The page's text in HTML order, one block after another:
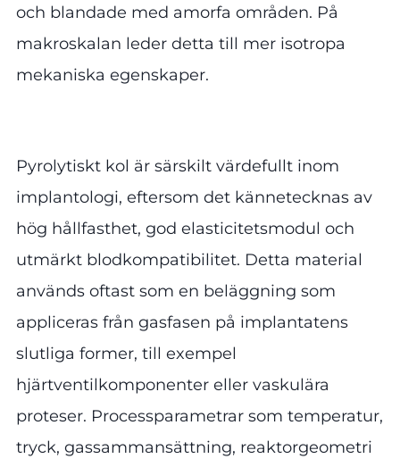
och blandade med amorfa områden. På
makroskalan leder detta till mer isotropa
mekaniska egenskaper.
Pyrolytiskt kol är särskilt värdefullt inom
implantologi, eftersom det kännetecknas av
hög hållfasthet, god elasticitetsmodul och
utmärkt blodkompatibilitet. Detta material
används oftast som en beläggning som
appliceras från gasfasen på implantatens
slutliga former, till exempel
hjärtventilkomponenter eller vaskulära
proteser. Processparametrar som temperatur,
tryck, gassammansättning, reaktorgeometri